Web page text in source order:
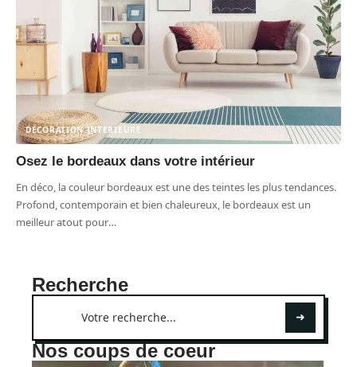
DÉCORATION INTERIEURE
Osez le bordeaux dans votre intérieur
En déco, la couleur bordeaux est une des teintes les plus tendances.
Profond, contemporain et bien chaleureux, le bordeaux est un
meilleur atout pour…
Recherche
Nos coups de coeur